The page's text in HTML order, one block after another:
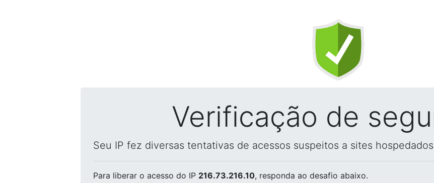
Verificação de
Seu IP fez diversas tentativas de acessos suspeitos a sites
Para liberar o acesso do IP 216.73.216.10, responda ao desafio abaixo.